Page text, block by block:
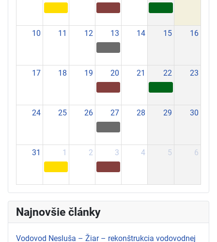
10 11 12 13 14 15 16
17 18 19 20 21 22 23
24 25 26 27 28 29 30
31 1 2 3 4 5 6
Najnovšie články
Vodovod Nesluša – Žiar – rekonštrukcia vodovodnej